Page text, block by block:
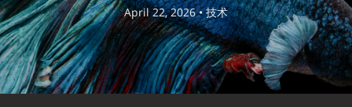
April 22, 2026 •技术